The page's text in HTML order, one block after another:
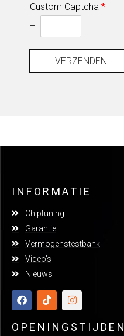
Custom Captcha *
=
VERZENDEN
INFORMATIE
Chiptuning
Garantie
Vermogenstestbank
Video's
Nieuws
OPENINGSTIJDEN